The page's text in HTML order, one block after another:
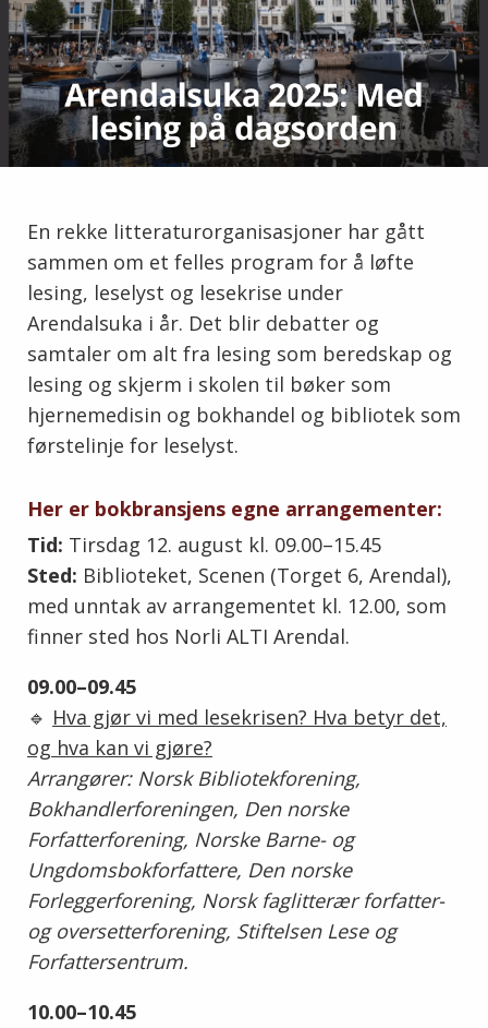
En rekke litteraturorganisasjoner har gått
sammen om et felles program for å løfte
lesing, leselyst og lesekrise under
Arendalsuka i år. Det blir debatter og
samtaler om alt fra lesing som beredskap og
lesing og skjerm i skolen til bøker som
hjernemedisin og bokhandel og bibliotek som
førstelinje for leselyst.
Her er bokbransjens egne arrangementer:
Tid: Tirsdag 12. august kl. 09.00–15.45
Sted: Biblioteket, Scenen (Torget 6, Arendal),
med unntak av arrangementet kl. 12.00, som
finner sted hos Norli ALTI Arendal.
09.00–09.45
🔹 Hva gjør vi med lesekrisen? Hva betyr det,
og hva kan vi gjøre?
Arrangører: Norsk Bibliotekforening,
Bokhandlerforeningen, Den norske
Forfatterforening, Norske Barne- og
Ungdomsbokforfattere, Den norske
Forleggerforening, Norsk faglitterær forfatter-
og oversetterforening, Stiftelsen Lese og
Forfattersentrum.
10.00–10.45